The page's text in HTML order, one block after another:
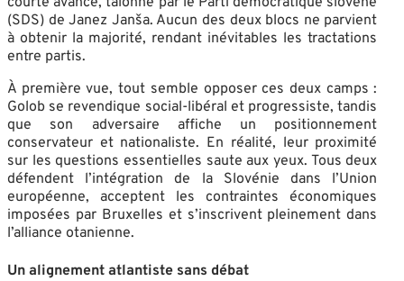
(SDS) de Janez Janša. Aucun des deux blocs ne parvient
à obtenir la majorité, rendant inévitables les tractations
entre partis.
À première vue, tout semble opposer ces deux camps :
Golob se revendique social-libéral et progressiste, tandis
que son adversaire affiche un positionnement
conservateur et nationaliste. En réalité, leur proximité
sur les questions essentielles saute aux yeux. Tous deux
défendent l’intégration de la Slovénie dans l’Union
européenne, acceptent les contraintes économiques
imposées par Bruxelles et s’inscrivent pleinement dans
l’alliance otanienne.
Un alignement atlantiste sans débat